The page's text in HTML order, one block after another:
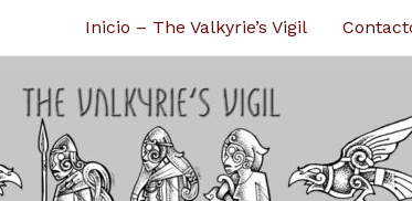
Inicio – The Valkyrie’s Vigil